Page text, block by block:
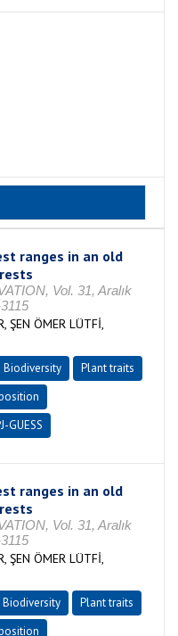
ranges in an old
Vol. 31, Aralık
ŞEN ÖMER LÜTFİ,
Biodiversity
Plant traits
GUESS
ranges in an old
Vol. 31, Aralık
ŞEN ÖMER LÜTFİ,
Biodiversity
Plant traits